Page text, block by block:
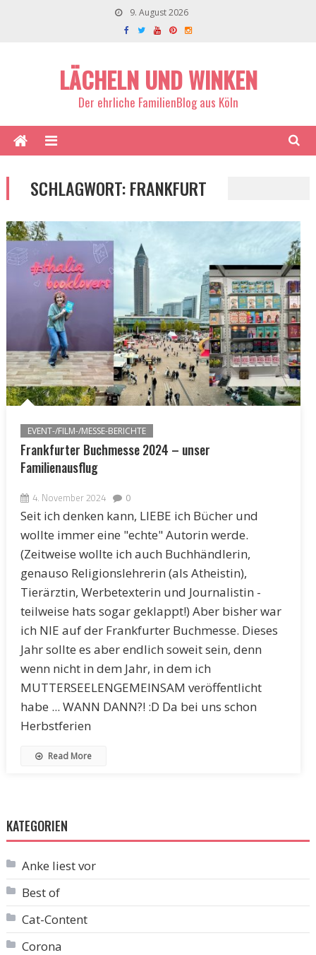
9. August 2026
LÄCHELN UND WINKEN
Der ehrliche FamilienBlog aus Köln
SCHLAGWORT:FRANKFURT
EVENT-/FILM-/MESSE-BERICHTE
Frankfurter Buchmesse 2024 – unser
Familienausflug
4. November 2024 0
Seit ich denken kann, LIEBE ich Bücher und
wollte immer eine "echte" Autorin werde.
(Zeitweise wollte ich auch Buchhändlerin,
genauso Religionslehrerin (als Atheistin),
Tierärztin, Werbetexterin und Journalistin -
teilweise hats sogar geklappt!) Aber bisher war
ich NIE auf der Frankfurter Buchmesse. Dieses
Jahr sollte es aber endlich soweit sein, denn
wenn nicht in dem Jahr, in dem ich
MUTTERSEELENGEMEINSAM veröffentlicht
habe ... WANN DANN?! :D Da bei uns schon
Herbstferien
Read More
KATEGORIEN
Anke liest vor
Best of
Cat-Content
Corona